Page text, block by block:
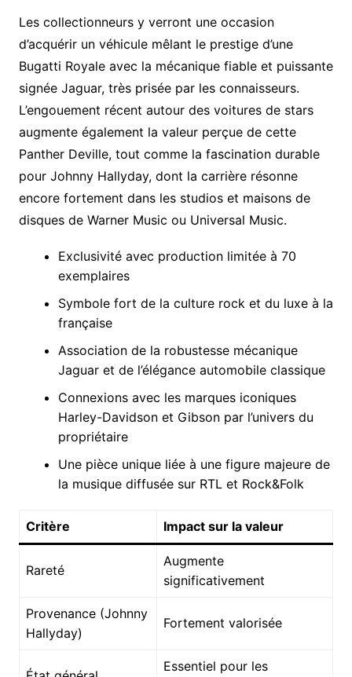
Les collectionneurs y verront une occasion
d’acquérir un véhicule mêlant le prestige d’une
Bugatti Royale avec la mécanique fiable et puissante
signée Jaguar, très prisée par les connaisseurs.
L’engouement récent autour des voitures de stars
augmente également la valeur perçue de cette
Panther Deville, tout comme la fascination durable
pour Johnny Hallyday, dont la carrière résonne
encore fortement dans les studios et maisons de
disques de Warner Music ou Universal Music.
Exclusivité avec production limitée à 70
exemplaires
Symbole fort de la culture rock et du luxe à la
française
Association de la robustesse mécanique
Jaguar et de l’élégance automobile classique
Connexions avec les marques iconiques
Harley-Davidson et Gibson par l’univers du
propriétaire
Une pièce unique liée à une figure majeure de
la musique diffusée sur RTL et Rock&Folk
Critère Impact sur la valeur
Rareté
Augmente
significativement
Provenance (Johnny
Hallyday)
Fortement valorisée
Essentiel pour les